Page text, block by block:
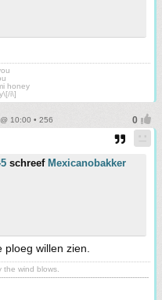
honey
i\]
10:00 • 256
schreef Mexicanobakker
willen zien.
wind blows.